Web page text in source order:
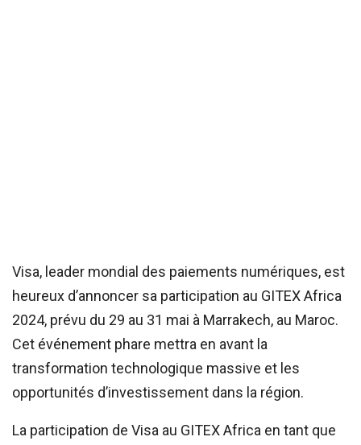
Visa, leader mondial des paiements numériques, est
heureux d’annoncer sa participation au GITEX Africa
2024, prévu du 29 au 31 mai à Marrakech, au Maroc.
Cet événement phare mettra en avant la
transformation technologique massive et les
opportunités d’investissement dans la région.
La participation de Visa au GITEX Africa en tant que